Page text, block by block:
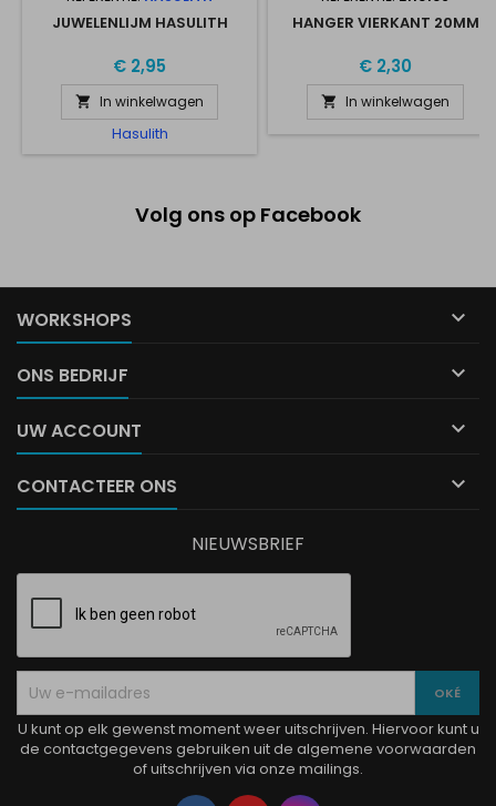
JUWELENLIJM HASULITH
€ 2,95
 In winkelwagen
Hasulith
HANGER VIERKANT 20MM
€ 2,30
 In winkelwagen
Volg ons op Facebook
WORKSHOPS 
ONS BEDRIJF 
UW ACCOUNT 
CONTACTEER ONS 
NIEUWSBRIEF
U kunt op elk gewenst moment weer uitschrijven. Hiervoor kunt u
de contactgegevens gebruiken uit de algemene voorwaarden
of uitschrijven via onze mailings.